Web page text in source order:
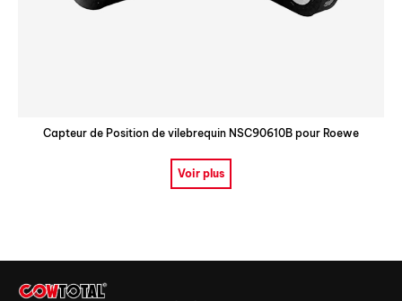
Capteur de Position de vilebrequin NSC90610B pour Roewe
Voir plus